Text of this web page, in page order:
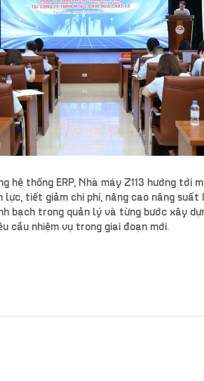
hệ thống ERP, Nhà máy Z113 hướng tới
lực, tiết giảm chi phí, nâng cao năng
bạch trong quản lý và từng bước xây
cầu nhiệm vụ trong giai đoạn mới.